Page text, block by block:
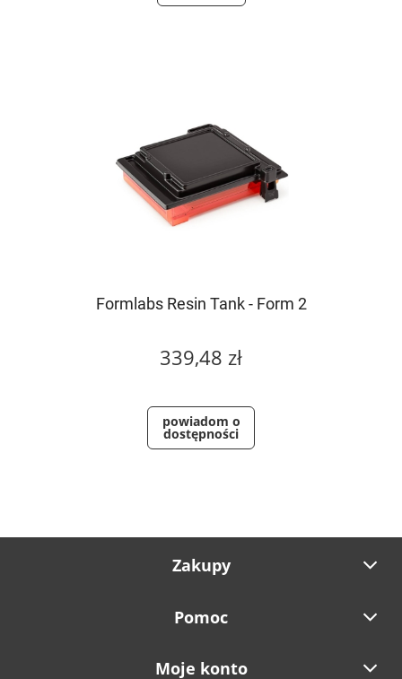
Formlabs Resin Tank - Form 2
339,48 zł
powiadom o
dostępności
Zakupy
Pomoc
Moje konto